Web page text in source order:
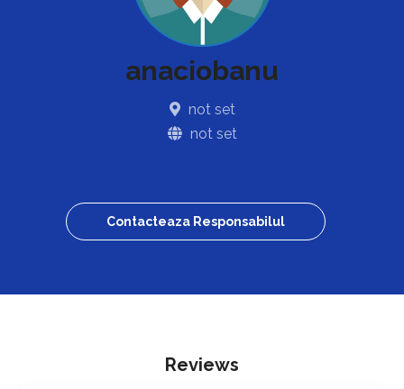
anaciobanu
not set
not set
Contacteaza Responsabilul
Reviews